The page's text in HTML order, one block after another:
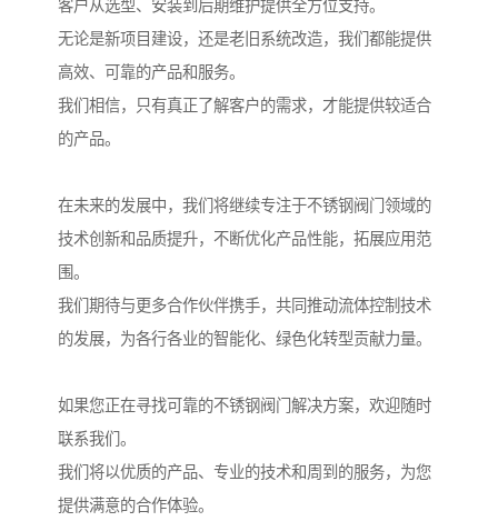
客户从选型、安装到后期维护提供全方位支持。
无论是新项目建设，还是老旧系统改造，我们都能提供
高效、可靠的产品和服务。
我们相信，只有真正了解客户的需求，才能提供较适合
的产品。
在未来的发展中，我们将继续专注于不锈钢阀门领域的
技术创新和品质提升，不断优化产品性能，拓展应用范
围。
我们期待与更多合作伙伴携手，共同推动流体控制技术
的发展，为各行各业的智能化、绿色化转型贡献力量。
如果您正在寻找可靠的不锈钢阀门解决方案，欢迎随时
联系我们。
我们将以优质的产品、专业的技术和周到的服务，为您
提供满意的合作体验。